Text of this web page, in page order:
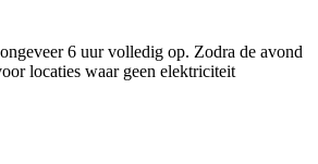
6 uur volledig op. Zodra de avond
locaties waar geen elektriciteit